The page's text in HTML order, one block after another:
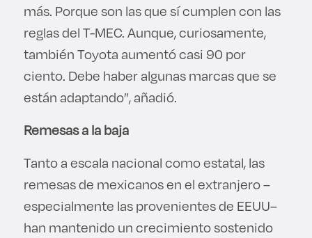
más. Porque son las que sí cumplen con las
reglas del T-MEC. Aunque, curiosamente,
también Toyota aumentó casi 90 por
ciento. Debe haber algunas marcas que se
están adaptando”, añadió.
Remesas a la baja
Tanto a escala nacional como estatal, las
remesas de mexicanos en el extranjero –
especialmente las provenientes de EEUU–
han mantenido un crecimiento sostenido